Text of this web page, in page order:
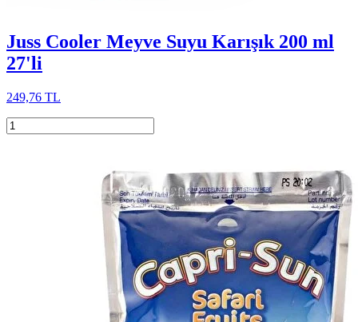
Juss Cooler Meyve Suyu Karışık 200 ml
27'li
249,76 TL